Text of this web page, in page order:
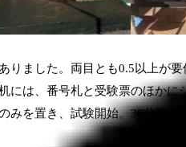
りました。両目とも0.5以上が
には、番号札と受験票のほかに
みを置き、試験開始。30分間は